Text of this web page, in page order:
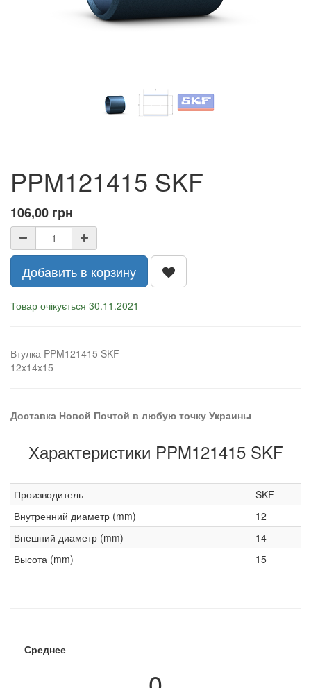
PPM121415 SKF
106,00 грн
Добавить в корзину
Товар очікується 30.11.2021
Втулка PPM121415 SKF
12x14x15
Доставка Новой Почтой в любую точку Украины
Характеристики PPM121415 SKF
Производитель
SKF
Внутренний диаметр (mm)
12
Внешний диаметр (mm)
14
Высота (mm)
15
Среднее